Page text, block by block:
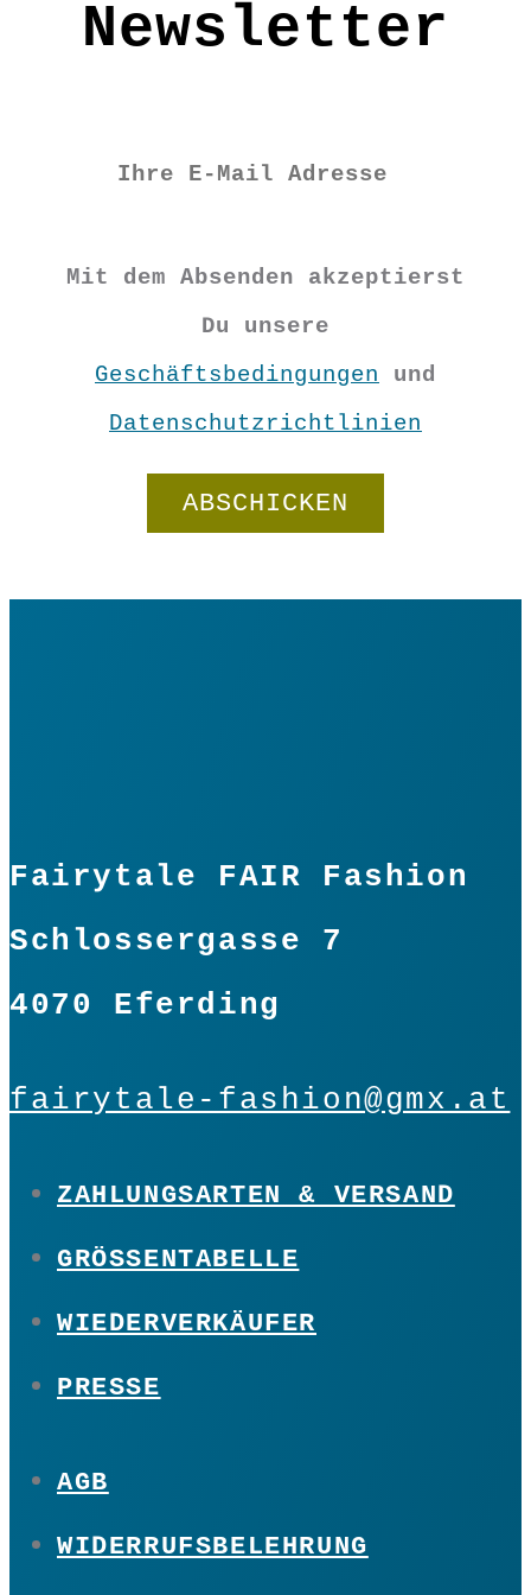
Newsletter
Mit dem Absenden akzeptierst
Du unsere
Geschäftsbedingungen und
Datenschutzrichtlinien
Fairytale FAIR Fashion
Schlossergasse 7
4070 Eferding
fairytale-fashion@gmx.at
ZAHLUNGSARTEN & VERSAND
GRÖSSENTABELLE
WIEDERVERKÄUFER
PRESSE
AGB
WIDERRUFSBELEHRUNG